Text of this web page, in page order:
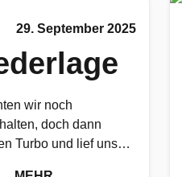
29. September 2025
wir noch
doch dann
Turbo und lief uns
Fehler und einfache